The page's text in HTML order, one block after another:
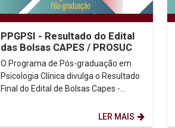
PPGPSI - Resultado do Edital
das Bolsas CAPES / PROSUC
O Programa de Pós-graduação em
Psicologia Clínica divulga o Resultado
Final do Edital de Bolsas Capes -
LER MAIS